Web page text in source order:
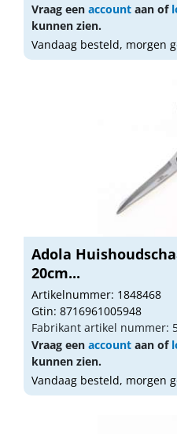
Vraag een account aan of
kunnen zien.
Vandaag besteld, morgen
Adola
20cm...
Artikelnummer: 1848468
Gtin: 8716961005948
Fabrikant artikel nummer:
Vraag een account aan of
kunnen zien.
Vandaag besteld, morgen